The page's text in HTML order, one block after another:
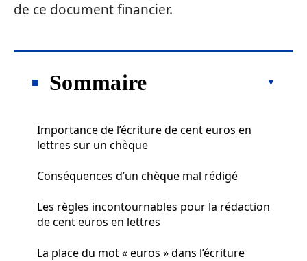
de ce document financier.
Sommaire
Importance de l’écriture de cent euros en
lettres sur un chèque
Conséquences d’un chèque mal rédigé
Les règles incontournables pour la rédaction
de cent euros en lettres
La place du mot « euros » dans l’écriture